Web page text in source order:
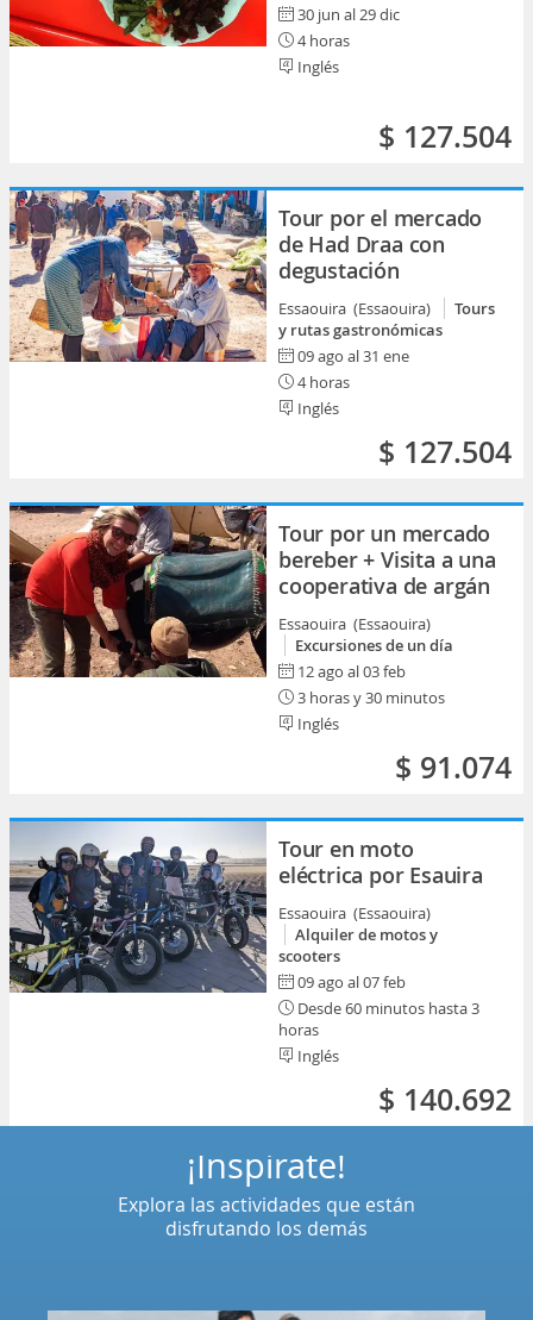
30 jun al 29 dic
4 horas
Inglés
$ 127.504
Tour por el mercado
de Had Draa con
degustación
Essaouira (Essaouira)
Tours
y rutas gastronómicas
09 ago al 31 ene
4 horas
Inglés
$ 127.504
Tour por un mercado
bereber + Visita a una
cooperativa de argán
Essaouira (Essaouira)
Excursiones de un día
12 ago al 03 feb
3 horas y 30 minutos
Inglés
$ 91.074
Tour en moto
eléctrica por Esauira
Essaouira (Essaouira)
Alquiler de motos y
scooters
09 ago al 07 feb
Desde 60 minutos hasta 3
horas
Inglés
$ 140.692
¡Inspírate!
Explora las actividades que están
disfrutando los demás